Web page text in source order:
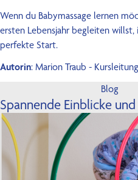
Wenn du Babymassage lernen
ersten Lebensjahr begleiten willst,
perfekte Start.
Autorin: Marion Traub -
Blog
Spannende Einblicke